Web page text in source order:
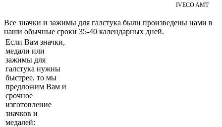
IVECO AMT
Все значки и зажимы для галстука были произведены нами в
наши обычные сроки 35-40 календарных дней.
Если Вам значки,
медали или
зажимы для
галстука нужны
быстрее, то мы
предложим Вам и
срочное
изготовление
значков и
медалей: